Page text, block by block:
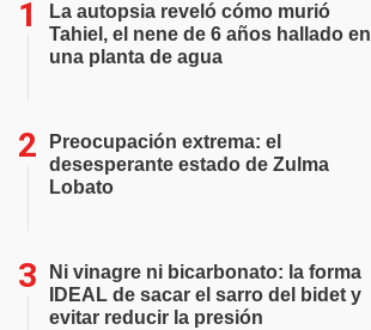
La autopsia reveló cómo murió
Tahiel, el nene de 6 años hallado en
una planta de agua
Preocupación extrema: el
desesperante estado de Zulma
Lobato
Ni vinagre ni bicarbonato: la forma
IDEAL de sacar el sarro del bidet y
evitar reducir la presión